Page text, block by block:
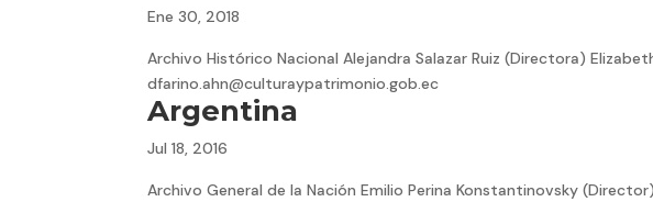
Ene 30, 2018
Archivo Histórico Nacional Alejandra Salazar Ruiz (Directora)
dfarino.ahn@culturaypatrimonio.gob.ec
Argentina
Jul 18, 2016
Archivo General de la Nación Emilio Perina Konstantinovsky